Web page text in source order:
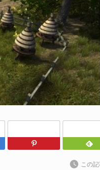
はてなブックマーク
この